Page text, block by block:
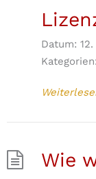
Datum:
Kategorien:
Wie